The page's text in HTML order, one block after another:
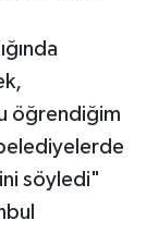
öğrendiğim
söyledi"